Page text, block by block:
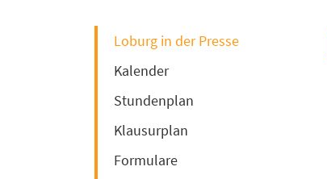
Loburg in der Presse
Kalender
Stundenplan
Klausurplan
Formulare